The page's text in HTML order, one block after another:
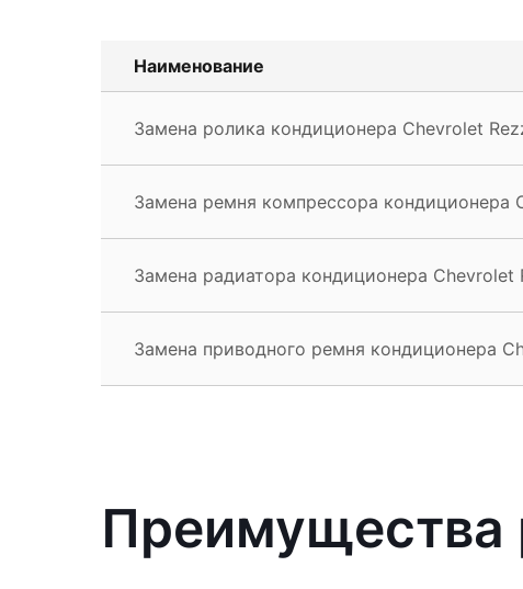
Наименование
Замена ролика кондиционера Chevrolet
Замена ремня компрессора кондиционера
Замена радиатора кондиционера Chevrolet
Замена приводного ремня кондиционера
Преимущества